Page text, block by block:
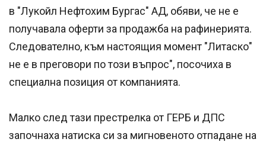
в "Лукойл Нефтохим Бургас" АД, обяви, че не е
получавала оферти за продажба на рафинерията.
Следователно, към настоящия момент "Литаско"
не е в преговори по този въпрос", посочиха в
специална позиция от компанията.
Малко след тази престрелка от ГЕРБ и ДПС
започнаха натиска си за мигновеното отпадане на